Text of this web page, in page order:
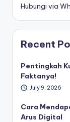
Hubungi via
Recent
Pentingkah
Faktanya!
July 9, 2026
Cara
Arus Digital